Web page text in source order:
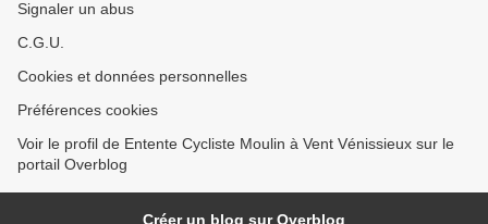
Signaler un abus
C.G.U.
Cookies et données personnelles
Préférences cookies
Voir le profil de Entente Cycliste Moulin à Vent Vénissieux sur le
portail Overblog
Créer un blog sur Overblog